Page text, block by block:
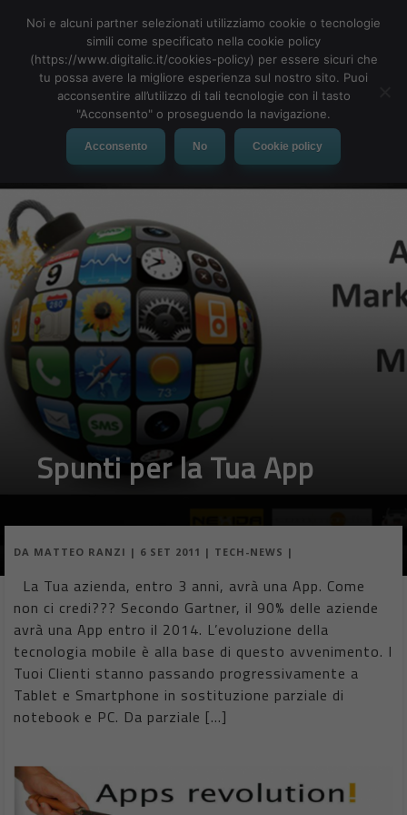
MENU
Spunti per la Tua App
DA MATTEO RANZI | 6 SET 2011 | TECH-NEWS |
La Tua azienda, entro 3 anni, avrà una App. Come
non ci credi??? Secondo Gartner, il 90% delle aziende
avrà una App entro il 2014. L’evoluzione della
tecnologia mobile è alla base di questo avvenimento. I
Tuoi Clienti stanno passando progressivamente a
Tablet e Smartphone in sostituzione parziale di
notebook e PC. Da parziale […]
Noi e alcuni partner selezionati utilizziamo cookie o tecnologie
simili come specificato nella cookie policy
(https://www.digitalic.it/cookies-policy) per essere sicuri che
tu possa avere la migliore esperienza sul nostro sito. Puoi
acconsentire all’utilizzo di tali tecnologie con il tasto
"Acconsento" o proseguendo la navigazione.
Acconsento No Cookie policy